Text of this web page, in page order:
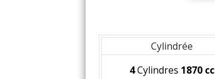
Cylindrée
4Cylindres 1870 cc